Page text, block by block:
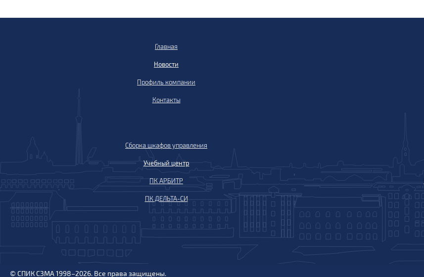
Главная
Новости
Профиль компании
Контакты
Сборка шкафов управления
Учебный центр
ПК АРБИТР
ПК ДЕЛЬТА-СИ
© СПИК СЗМА 1998–2026. Все права защищены.